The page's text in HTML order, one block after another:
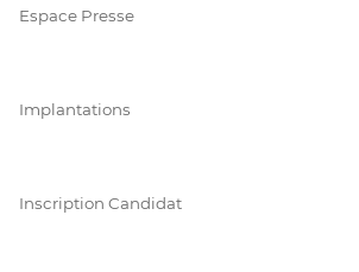
Espace Presse
Implantations
Inscription Candidat